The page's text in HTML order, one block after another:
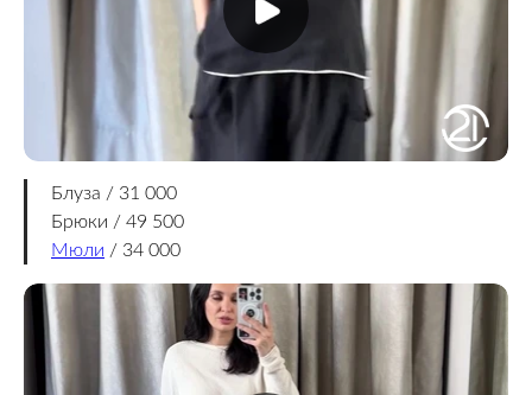
Блуза / 31 000
Брюки / 49 500
Мюли / 34 000